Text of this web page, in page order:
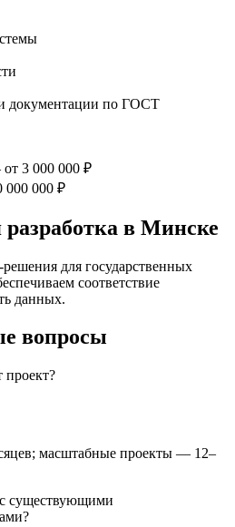
документации по ГОСТ
3 000 000 ₽
000 ₽
разработка в Минске
для государственных
соответствие
данных.
вопросы
проект?
масштабные проекты — 12–
существующими